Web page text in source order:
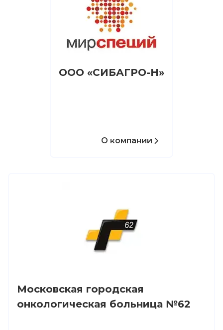
ООО «СИБАГРО-Н»
О компании
Московская городская
онкологическая больница №62